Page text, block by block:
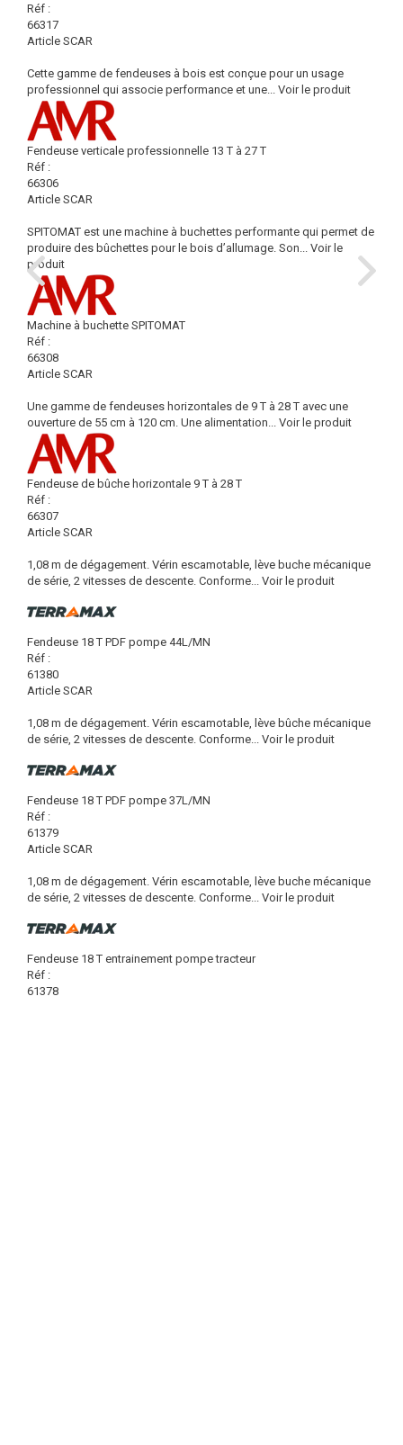
Réf :
66317
Article SCAR
Cette gamme de fendeuses à bois est conçue pour un usage
professionnel qui associe performance et une... Voir le produit
Fendeuse verticale professionnelle 13 T à 27 T
Réf :
66306
Article SCAR
SPITOMAT est une machine à buchettes performante qui permet de
produire des bûchettes pour le bois d’allumage. Son... Voir le
produit
Machine à buchette SPITOMAT
Réf :
66308
Article SCAR
Une gamme de fendeuses horizontales de 9 T à 28 T avec une
ouverture de 55 cm à 120 cm. Une alimentation... Voir le produit
Fendeuse de bûche horizontale 9 T à 28 T
Réf :
66307
Article SCAR
1,08 m de dégagement. Vérin escamotable, lève buche mécanique
de série, 2 vitesses de descente. Conforme... Voir le produit
Fendeuse 18 T PDF pompe 44L/MN
Réf :
61380
Article SCAR
1,08 m de dégagement. Vérin escamotable, lève bûche mécanique
de série, 2 vitesses de descente. Conforme... Voir le produit
Fendeuse 18 T PDF pompe 37L/MN
Réf :
61379
Article SCAR
1,08 m de dégagement. Vérin escamotable, lève buche mécanique
de série, 2 vitesses de descente. Conforme... Voir le produit
Fendeuse 18 T entrainement pompe tracteur
Réf :
61378